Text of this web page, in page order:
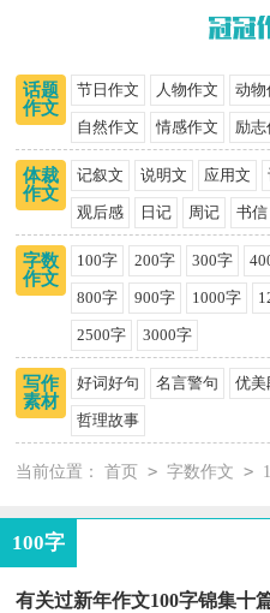
话题
作文
节日作文 人物作文 动物
自然作文 情感作文 励志
体裁
作文
记叙文 说明文 应用文
观后感 日记 周记 书信
字数
作文
100字 200字 300字
800字 900字 1000字
2500字 3000字
写作
素材
好词好句 名言警句 优美
哲理故事
当前位置： 首页 > 字数作文 >
100字
有关过新年作文100字锦集十